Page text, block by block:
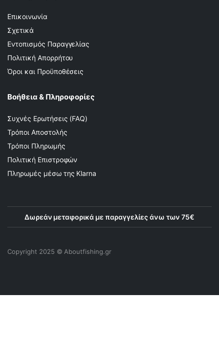
Επικοινωνία
Σχετικά
Εντοπισμός Παραγγελίας
Πολιτική Απορρήτου
Όροι και Προϋποθέσεις
Βοήθεια & Πληροφορίες
Συχνές Ερωτήσεις (FAQ)
Τρόποι Αποστολής
Τρόποι Πληρωμής
Πολιτική Επιστροφών
Πληρωμές μέσω της Klarna
Δωρεάν μεταφορικά με παραγγελίες άνω των 75€
Copyright 2025 © Αboutfishing.gr